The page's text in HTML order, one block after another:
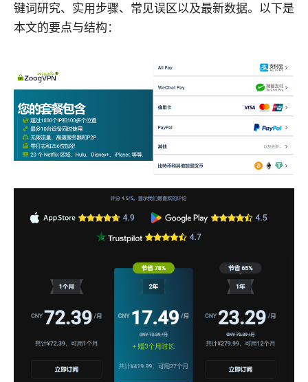
键词研究、实用步骤、常见误区以及最新数据。以下是
本文的要点与结构：